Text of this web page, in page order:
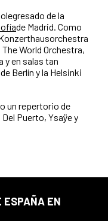
de la
de Madrid. Como
World Orchestra,
y en salas tan
Berlín y la Helsinki
un repertorio de
Puerto, Ysaÿe y
ESPAÑA EN